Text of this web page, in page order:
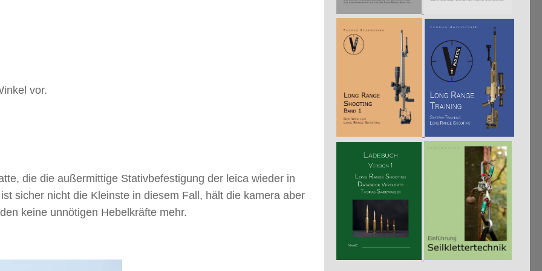
vor.
die die außermittige Stativbefestigung der leica wieder in
sicher nicht die Kleinste in diesem Fall, hält die kamera aber
keine unnötigen Hebelkräfte mehr.